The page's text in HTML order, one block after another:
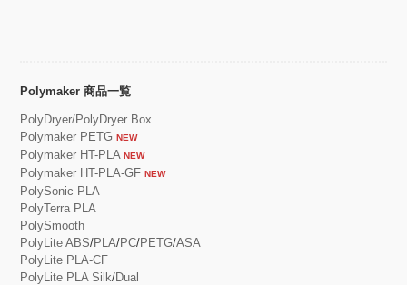
Polymaker 商品一覧
PolyDryer/PolyDryer Box
Polymaker PETG NEW
Polymaker HT-PLA NEW
Polymaker HT-PLA-GF NEW
PolySonic PLA
PolyTerra PLA
PolySmooth
PolyLite ABS/PLA/PC/PETG/ASA
PolyLite PLA-CF
PolyLite PLA Silk/Dual